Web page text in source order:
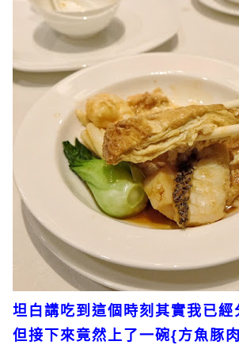
坦白講吃到這個時刻其實我已經
但接下來竟然上了一碗{方魚豚